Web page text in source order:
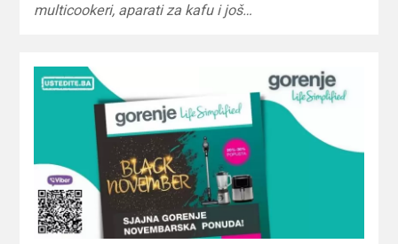
multicookeri, aparati za kafu i još…